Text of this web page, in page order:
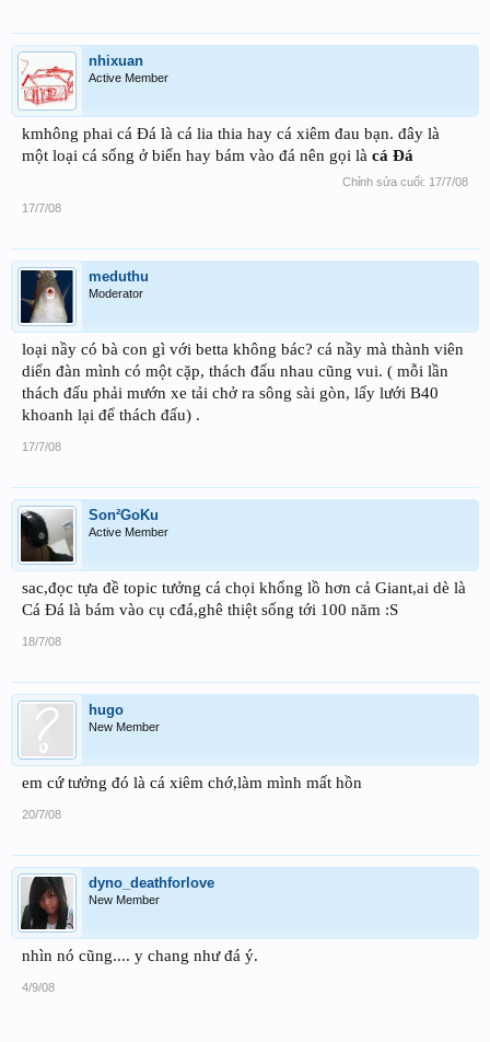
nhixuan
Active Member
kmhông phai cá Đá là cá lia thia hay cá xiêm đau bạn. đây là
một loại cá sống ở biển hay bám vào đá nên gọi là cá Đá
Chỉnh sửa cuối: 17/7/08
17/7/08
meduthu
Moderator
loại nầy có bà con gì với betta không bác? cá nầy mà thành viên
diển đàn mình có một cặp, thách đấu nhau cũng vui. ( mỗi lần
thách đấu phải mướn xe tải chở ra sông sài gòn, lấy lưới B40
khoanh lại để thách đấu) .
17/7/08
Son²GoKu
Active Member
sac,đọc tựa đề topic tưởng cá chọi khổng lồ hơn cả Giant,ai dè là
Cá Đá là bám vào cụ cđá,ghê thiệt sống tới 100 năm :S
18/7/08
hugo
New Member
em cứ tưởng đó là cá xiêm chớ,làm mình mất hồn
20/7/08
dyno_deathforlove
New Member
nhìn nó cũng.... y chang như đá ý.
4/9/08